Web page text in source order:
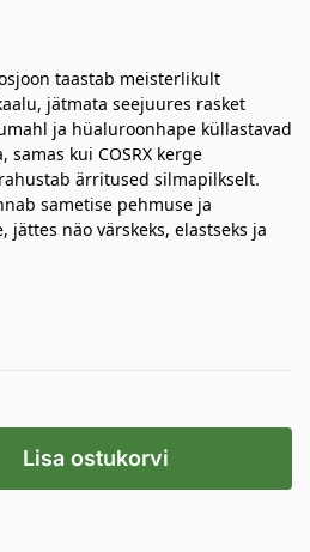
taastab meisterlikult
jätmata seejuures rasket
ja hüaluroonhape küllastavad
kui COSRX kerge
ärritused silmapilkselt.
sametise pehmuse ja
jättes näo värskeks, elastseks ja
Lisa ostukorvi